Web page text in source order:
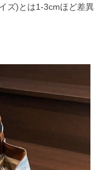
ズ)とは1-3cmほど差異